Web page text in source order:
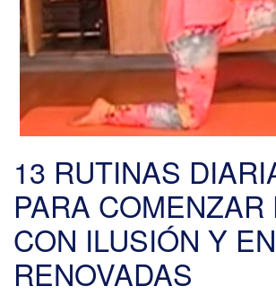
13 RUTINAS
PARA COMENZAR
CON ILUSIÓN Y
RENOVADAS